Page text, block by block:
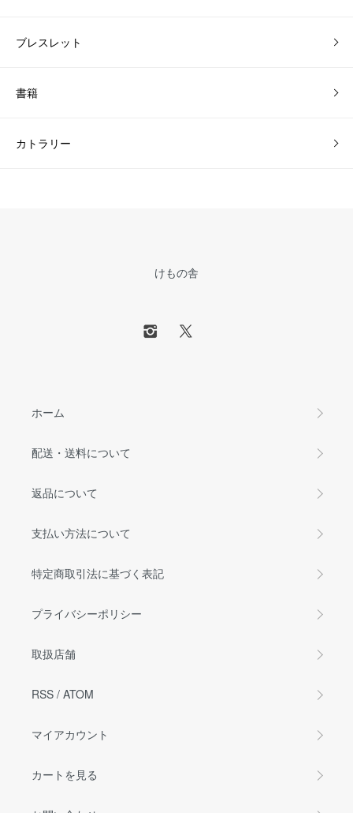
ブレスレット
書籍
カトラリー
けもの舎
ホーム
配送・送料について
返品について
支払い方法について
特定商取引法に基づく表記
プライバシーポリシー
取扱店舗
RSS / ATOM
マイアカウント
カートを見る